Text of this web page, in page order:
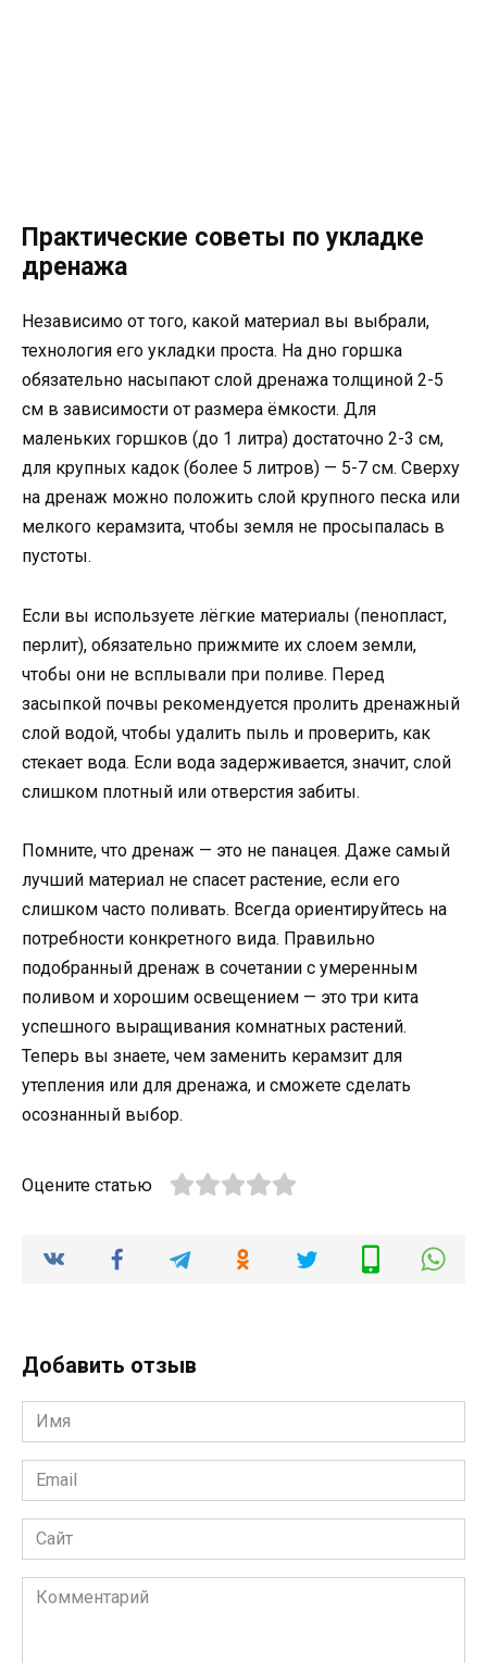
Практические советы по укладке
дренажа
Независимо от того, какой материал вы выбрали,
технология его укладки проста. На дно горшка
обязательно насыпают слой дренажа толщиной 2-5
см в зависимости от размера ёмкости. Для
маленьких горшков (до 1 литра) достаточно 2-3 см,
для крупных кадок (более 5 литров) — 5-7 см. Сверху
на дренаж можно положить слой крупного песка или
мелкого керамзита, чтобы земля не просыпалась в
пустоты.
Если вы используете лёгкие материалы (пенопласт,
перлит), обязательно прижмите их слоем земли,
чтобы они не всплывали при поливе. Перед
засыпкой почвы рекомендуется пролить дренажный
слой водой, чтобы удалить пыль и проверить, как
стекает вода. Если вода задерживается, значит, слой
слишком плотный или отверстия забиты.
Помните, что дренаж — это не панацея. Даже самый
лучший материал не спасет растение, если его
слишком часто поливать. Всегда ориентируйтесь на
потребности конкретного вида. Правильно
подобранный дренаж в сочетании с умеренным
поливом и хорошим освещением — это три кита
успешного выращивания комнатных растений.
Теперь вы знаете, чем заменить керамзит для
утепления или для дренажа, и сможете сделать
осознанный выбор.
Оцените статью
Добавить отзыв
Имя
*
Email
*
Сайт
Комментарий